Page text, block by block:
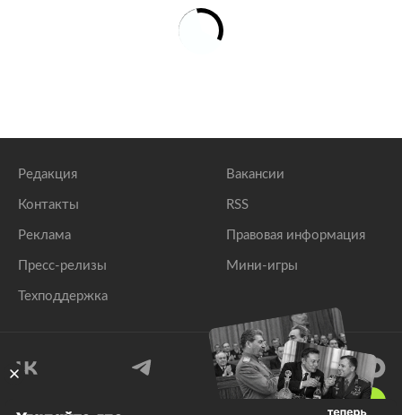
Редакция
Контакты
Реклама
Пресс-релизы
Техподдержка
Вакансии
RSS
Правовая информация
Мини-игры